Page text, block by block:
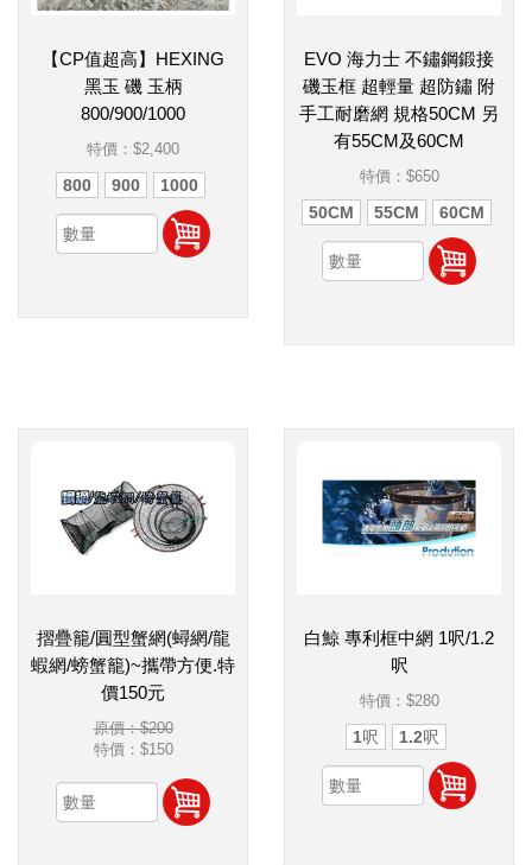
【CP值超高】HEXING
黑玉 磯 玉柄
800/900/1000
特價： $2,400
800 900 1000
EVO 海力士 不鏽鋼鍛接
磯玉框 超輕量 超防鏽 附
手工耐磨網 規格50CM 另
有55CM及60CM
特價： $650
50CM 55CM 60CM
摺疊籠/圓型蟹網(蟳網/龍
蝦網/螃蟹籠)~攜帶方便.特
價150元
原價：$200
特價： $150
白鯨 專利框中網 1呎/1.2
呎
特價： $280
1呎 1.2呎